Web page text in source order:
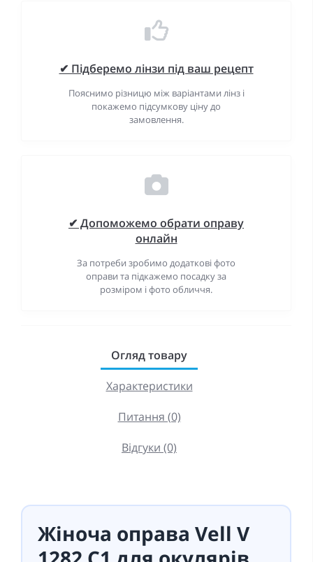
✔ Підберемо лінзи під ваш рецепт
Пояснимо різницю між варіантами лінз і
покажемо підсумкову ціну до
замовлення.
✔ Допоможемо обрати оправу
онлайн
За потреби зробимо додаткові фото
оправи та підкажемо посадку за
розміром і фото обличчя.
Огляд товару
Характеристики
Питання (0)
Відгуки (0)
Жіноча оправа Vell V